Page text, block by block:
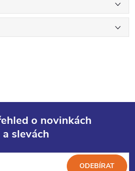
o novinkách
a slevách
ODEBÍRAT